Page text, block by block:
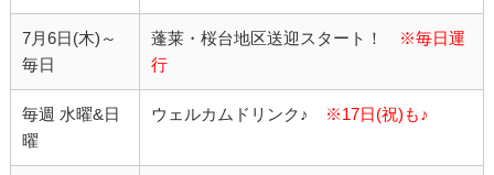
7月6日(木)～
毎日
蓬莱・桜台地区送迎スタート！
※毎日運
行
毎週 水曜&日
曜
ウェルカムドリンク♪ ※17日(祝)も♪